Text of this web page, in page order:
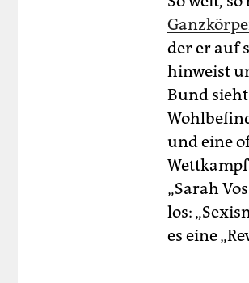
der er auf
hinweist
Bund
und eine
„Sarah
los:
es eine